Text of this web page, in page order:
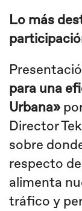
Lo más
para una
Urbana»
Director
sobre
respecto
alimenta
tráfico y